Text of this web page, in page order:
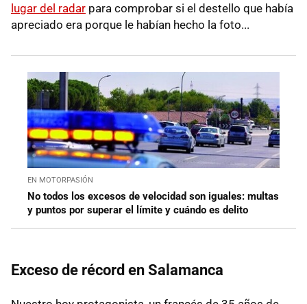
lugar del radar para comprobar si el destello que había
apreciado era porque le habían hecho la foto...
EN MOTORPASIÓN
No todos los excesos de velocidad son iguales: multas
y puntos por superar el límite y cuándo es delito
Exceso de récord en Salamanca